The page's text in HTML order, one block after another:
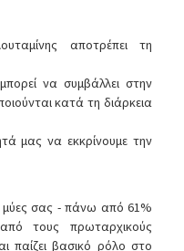
αποτρέπει τη
να συμβάλλει στην
κατά τη διάρκεια
μας να εκκρίνουμε την
μύες σας - πάνω από 61%
τους πρωταρχικούς
παίζει βασικό ρόλο στο